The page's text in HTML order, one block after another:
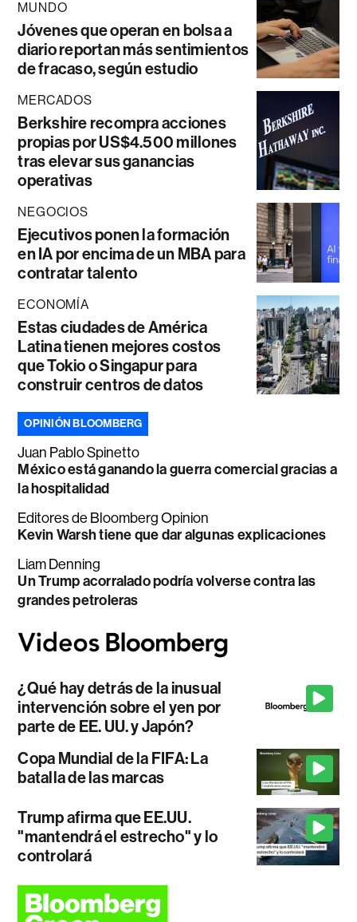
MUNDO
Jóvenes que operan en bolsa a
diario reportan más sentimientos
de fracaso, según estudio
MERCADOS
Berkshire recompra acciones
propias por US$4.500 millones
tras elevar sus ganancias
operativas
NEGOCIOS
Ejecutivos ponen la formación
en IA por encima de un MBA para
contratar talento
ECONOMÍA
Estas ciudades de América
Latina tienen mejores costos
que Tokio o Singapur para
construir centros de datos
OPINIÓN BLOOMBERG
Juan Pablo Spinetto
México está ganando la guerra comercial gracias a
la hospitalidad
Editores de Bloomberg Opinion
Kevin Warsh tiene que dar algunas explicaciones
Liam Denning
Un Trump acorralado podría volverse contra las
grandes petroleras
¿Qué hay detrás de la inusual
intervención sobre el yen por
parte de EE. UU. y Japón?
Copa Mundial de la FIFA: La
batalla de las marcas
Trump afirma que EE.UU.
"mantendrá el estrecho" y lo
controlará